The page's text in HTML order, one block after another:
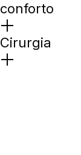
conforto
Cirurgia